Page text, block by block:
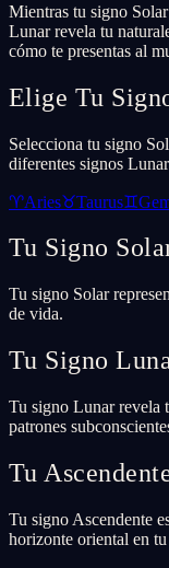
Mientras tu signo
Lunar revela tu
cómo te presentas al
Elige Tu
Selecciona tu signo
diferentes signos
♈Aries♉Taurus♊
Tu Signo
Tu signo Solar
de vida.
Tu Signo
Tu signo Lunar revela
patrones
Tu
Tu signo Ascendente
horizonte oriental en